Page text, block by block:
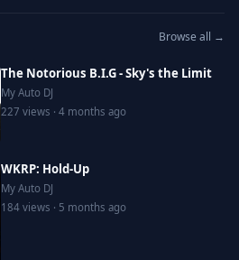
Browse all →
The Notorious B.I.G - Sky's the Limit
My Auto DJ
227 views · 4 months ago
WKRP: Hold-Up
My Auto DJ
184 views · 5 months ago